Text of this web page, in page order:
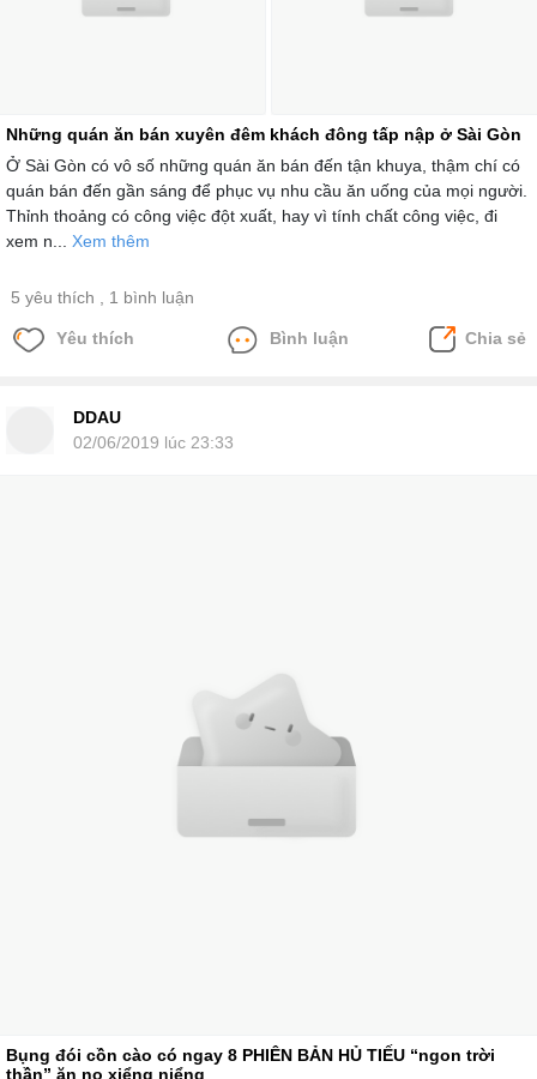
Những quán ăn bán xuyên đêm khách đông tấp nập ở Sài Gòn
Ở Sài Gòn có vô số những quán ăn bán đến tận khuya, thậm chí có
quán bán đến gần sáng để phục vụ nhu cầu ăn uống của mọi người.
Thỉnh thoảng có công việc đột xuất, hay vì tính chất công việc, đi
xem n... Xem thêm
5 yêu thích , 1 bình luận
Yêu thích Bình luận Chia sẻ
DDAU
02/06/2019 lúc 23:33
Bụng đói cồn cào có ngay 8 PHIÊN BẢN HỦ TIẾU “ngon trời
thần” ăn no xiểng niểng